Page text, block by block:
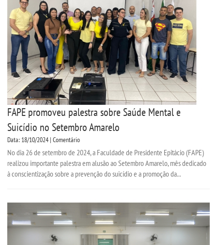
FAPE promoveu palestra sobre Saúde Mental e
Suicídio no Setembro Amarelo
Data: 18/10/2024 | Comentário
No dia 26 de setembro de 2024, a Faculdade de Presidente Epitácio (FAPE)
realizou importante palestra em alusão ao Setembro Amarelo, mês dedicado
à conscientização sobre a prevenção do suicídio e a promoção da...